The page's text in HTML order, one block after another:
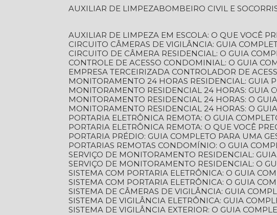
AUXILIAR DE LIMPEZA
BOMBEIRO CIVIL E
AUXILIAR DE LIMPEZA EM ESCOLA: O QUE VOCÊ
CIRCUITO CÂMERAS DE VIGILÂNCIA: GUIA
CIRCUITO DE CÂMERA RESIDENCIAL: O GUIA
CONTROLE DE ACESSO CONDOMINIAL: O GUIA
EMPRESA TERCEIRIZADA CONTROLADOR DE
MONITORAMENTO 24 HORAS RESIDENCIAL: GUIA
MONITORAMENTO RESIDENCIAL 24 HORAS: GUIA
MONITORAMENTO RESIDENCIAL 24 HORAS: O
MONITORAMENTO RESIDENCIAL 24 HORAS: O
PORTARIA ELETRÔNICA REMOTA: O GUIA
PORTARIA ELETRÔNICA REMOTA: O QUE VOCÊ
PORTARIA PRÉDIO: GUIA COMPLETO PARA UMA
PORTARIAS REMOTAS CONDOMÍNIO: O GUIA
SERVIÇO DE MONITORAMENTO RESIDENCIAL:
SERVIÇO DE MONITORAMENTO RESIDENCIAL: O
SISTEMA COM PORTARIA ELETRÔNICA: O GUIA
SISTEMA COM PORTARIA ELETRÔNICA: O GUIA
SISTEMA DE CÂMERAS DE VIGILÂNCIA: GUIA
SISTEMA DE VIGILÂNCIA ELETRÔNICA: GUIA
SISTEMA DE VIGILÂNCIA EXTERIOR: O GUIA